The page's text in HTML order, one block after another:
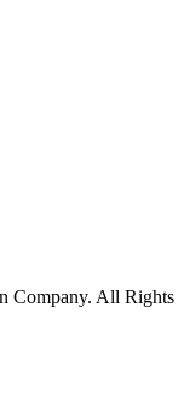
Company. All Rights